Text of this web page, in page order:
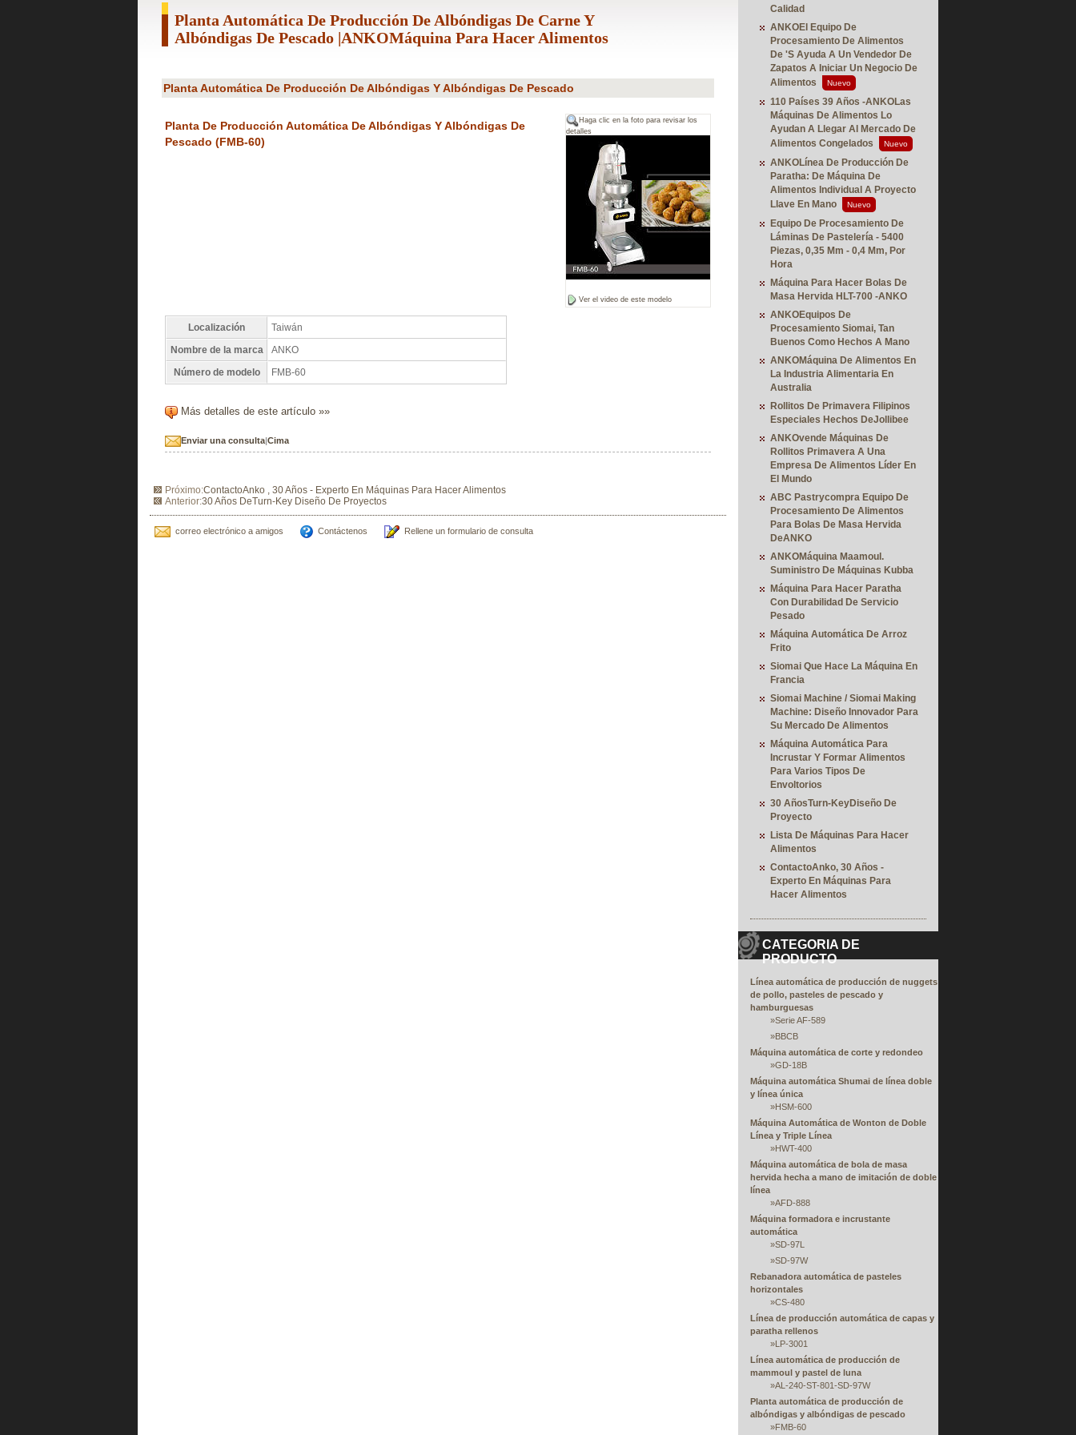
Planta Automática De Producción De Albóndigas De Carne Y
Albóndigas De Pescado |ANKOMáquina Para Hacer Alimentos
Planta Automática De Producción De Albóndigas Y Albóndigas De Pescado
Haga clic en la foto para revisar los
detalles
Ver el video de este modelo
Planta De Producción Automática De Albóndigas Y Albóndigas De
Pescado (FMB-60)
Localización
Taiwán
Nombre de la marca
ANKO
Número de modelo
FMB-60
Más detalles de este artículo »»
Enviar una consulta|Cima
Próximo:ContactoAnko , 30 Años - Experto En Máquinas Para Hacer Alimentos
Anterior:30 Años DeTurn-Key Diseño De Proyectos
correo electrónico a amigos Contáctenos Rellene un formulario de consulta
Calidad
ANKOEl Equipo De
Procesamiento De Alimentos
De 's Ayuda A Un Vendedor De
Zapatos A Iniciar Un Negocio De
Alimentos
Nuevo
110 Países 39 Años -ANKOLas
Máquinas De Alimentos Lo
Ayudan A Llegar Al Mercado De
Alimentos Congelados
Nuevo
ANKOLínea De Producción De
Paratha: De Máquina De
Alimentos Individual A Proyecto
Llave En Mano
Nuevo
Equipo De Procesamiento De
Láminas De Pastelería - 5400
Piezas, 0,35 Mm - 0,4 Mm, Por
Hora
Máquina Para Hacer Bolas De
Masa Hervida HLT-700 -ANKO
ANKOEquipos De
Procesamiento Siomai, Tan
Buenos Como Hechos A Mano
ANKOMáquina De Alimentos En
La Industria Alimentaria En
Australia
Rollitos De Primavera Filipinos
Especiales Hechos DeJollibee
ANKOvende Máquinas De
Rollitos Primavera A Una
Empresa De Alimentos Líder En
El Mundo
ABC Pastrycompra Equipo De
Procesamiento De Alimentos
Para Bolas De Masa Hervida
DeANKO
ANKOMáquina Maamoul.
Suministro De Máquinas Kubba
Máquina Para Hacer Paratha
Con Durabilidad De Servicio
Pesado
Máquina Automática De Arroz
Frito
Siomai Que Hace La Máquina En
Francia
Siomai Machine / Siomai Making
Machine: Diseño Innovador Para
Su Mercado De Alimentos
Máquina Automática Para
Incrustar Y Formar Alimentos
Para Varios Tipos De
Envoltorios
30 AñosTurn-KeyDiseño De
Proyecto
Lista De Máquinas Para Hacer
Alimentos
ContactoAnko, 30 Años -
Experto En Máquinas Para
Hacer Alimentos
CATEGORIA DE
PRODUCTO
Línea automática de producción de nuggets
de pollo, pasteles de pescado y
hamburguesas
»Serie AF-589
»BBCB
Máquina automática de corte y redondeo
»GD-18B
Máquina automática Shumai de línea doble
y línea única
»HSM-600
Máquina Automática de Wonton de Doble
Línea y Triple Línea
»HWT-400
Máquina automática de bola de masa
hervida hecha a mano de imitación de doble
línea
»AFD-888
Máquina formadora e incrustante
automática
»SD-97L
»SD-97W
Rebanadora automática de pasteles
horizontales
»CS-480
Línea de producción automática de capas y
paratha rellenos
»LP-3001
Línea automática de producción de
mammoul y pastel de luna
»AL-240-ST-801-SD-97W
Planta automática de producción de
albóndigas y albóndigas de pescado
»FMB-60